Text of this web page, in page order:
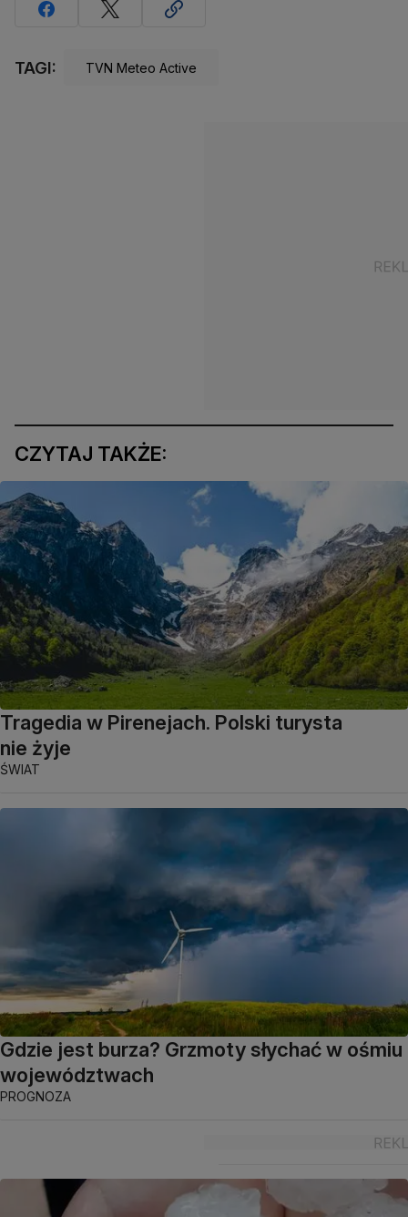
TAGI: TVN Meteo Active
CZYTAJ TAKŻE:
Tragedia w Pirenejach. Polski turysta
nie żyje
ŚWIAT
Gdzie jest burza? Grzmoty słychać w ośmiu
województwach
PROGNOZA